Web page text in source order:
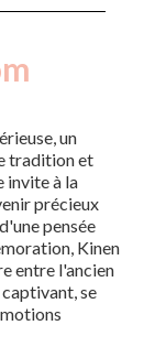
un
tradition et
invite à la
précieux
pensée
Kinen
entre l'ancien
se